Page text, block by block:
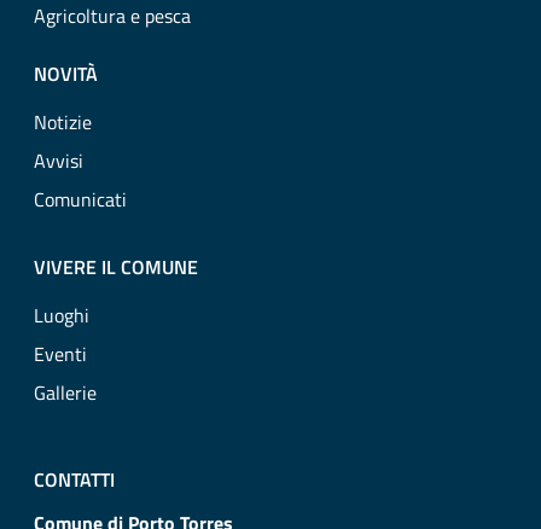
Agricoltura e pesca
NOVITÀ
Notizie
Avvisi
Comunicati
VIVERE IL COMUNE
Luoghi
Eventi
Gallerie
CONTATTI
Comune di Porto Torres